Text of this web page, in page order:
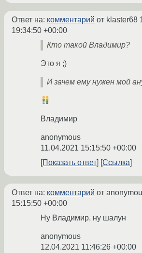
Ответ на: комментарий от klaster68
19:34:50 +00:00
Кто такой Владимир?
Это я ;)
И зачем ему нужен мой
Владимир
anonymous
11.04.2021 15:15:50 +00:00
Показать ответ
Ссылка
Ответ на: комментарий от
15:15:50 +00:00
Ну Владимир, ну шалун
anonymous
12.04.2021 11:46:26 +00:00